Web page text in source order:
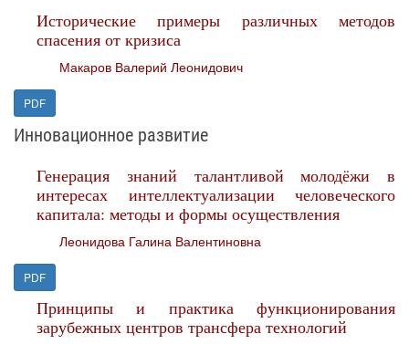
Исторические примеры различных методов
спасения от кризиса
Макаров Валерий Леонидович
PDF
Инновационное развитие
Генерация знаний талантливой молодёжи в
интересах интеллектуализации человеческого
капитала: методы и формы осуществления
Леонидова Галина Валентиновна
PDF
Принципы и практика функционирования
зарубежных центров трансфера технологий